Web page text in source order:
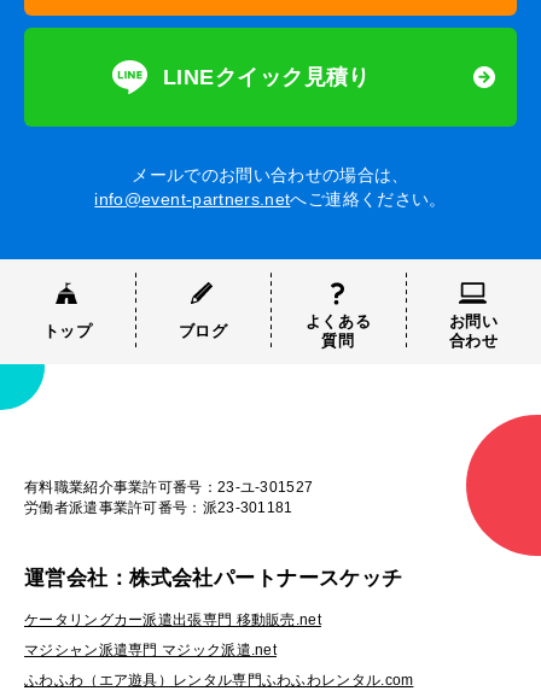
LINEクイック見積り
メールでのお問い合わせの場合は、
info@event-partners.netへご連絡ください。
トップ ブログ
よくある
質問
お問い
合わせ
有料職業紹介事業許可番号：23-ユ-301527
労働者派遣事業許可番号：派23-301181
運営会社：株式会社パートナースケッチ
ケータリングカー派遣出張専門 移動販売.net
マジシャン派遣専門 マジック派遣.net
ふわふわ（エア遊具）レンタル専門ふわふわレンタル.com